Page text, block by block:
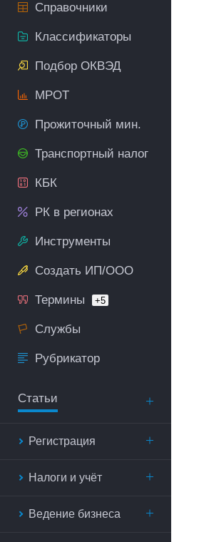
Справочники
Классификаторы
Подбор ОКВЭД
МРОТ
Прожиточный мин.
Транспортный налог
КБК
РК в регионах
Инструменты
Создать ИП/ООО
Термины +5
Службы
Рубрикатор
Статьи
Регистрация
Налоги и учёт
Ведение бизнеса